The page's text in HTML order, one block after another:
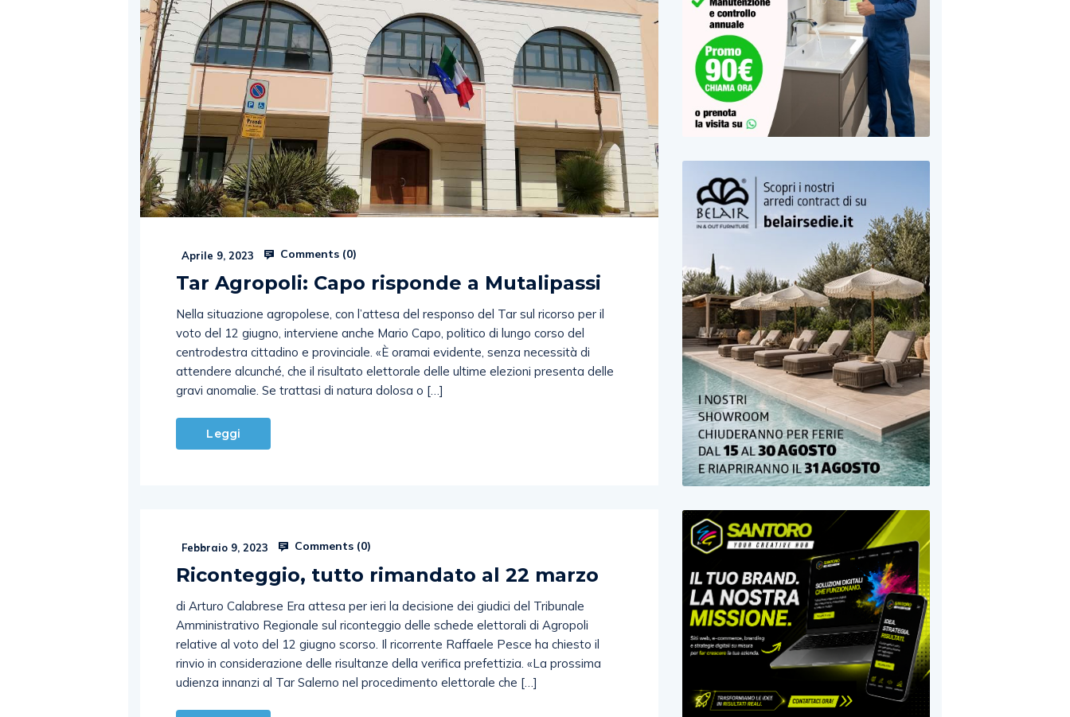
Aprile 9, 2023 Comments (0)
Tar Agropoli: Capo risponde a Mutalipassi
Nella situazione agropolese, con l’attesa del responso del Tar sul ricorso per il
voto del 12 giugno, interviene anche Mario Capo, politico di lungo corso del
centrodestra cittadino e provinciale. «È oramai evidente, senza necessità di
attendere alcunché, che il risultato elettorale delle ultime elezioni presenta delle
gravi anomalie. Se trattasi di natura dolosa o […]
Leggi
Febbraio 9, 2023 Comments (0)
Riconteggio, tutto rimandato al 22 marzo
di Arturo Calabrese Era attesa per ieri la decisione dei giudici del Tribunale
Amministrativo Regionale sul riconteggio delle schede elettorali di Agropoli
relative al voto del 12 giugno scorso. Il ricorrente Raffaele Pesce ha chiesto il
rinvio in considerazione delle risultanze della verifica prefettizia. «La prossima
udienza innanzi al Tar Salerno nel procedimento elettorale che […]